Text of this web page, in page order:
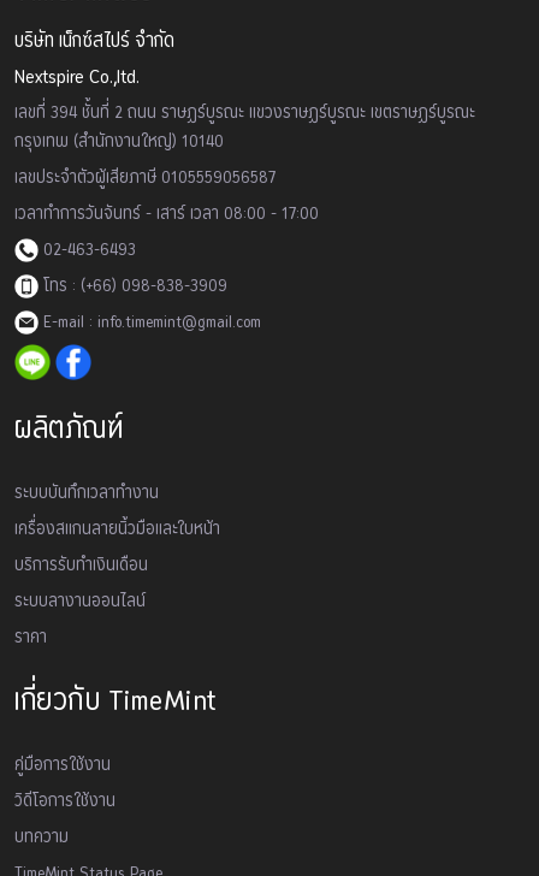
บริษัท เน็กซ์สไปร์ จำกัด
Nextspire Co.,ltd.
เลขที่ 394 ชั้นที่ 2 ถนน ราษฏร์บูรณะ แขวงราษฏร์บูรณะ เขตราษฏร์บูรณะ
กรุงเทพ (สำนักงานใหญ่) 10140
เลขประจำตัวผู้เสียภาษี 0105559056587
เวลาทำการวันจันทร์ - เสาร์ เวลา 08:00 - 17:00
02-463-6493
โทร : (+66) 098-838-3909
E-mail : info.timemint@gmail.com
ผลิตภัณฑ์
ระบบบันทึกเวลาทำงาน
เครื่องสเเกนลายนิ้วมือและใบหน้า
บริการรับทำเงินเดือน
ระบบลางานออนไลน์
ราคา
เกี่ยวกับ TimeMint
คู่มือการใช้งาน
วิดีโอการใช้งาน
บทความ